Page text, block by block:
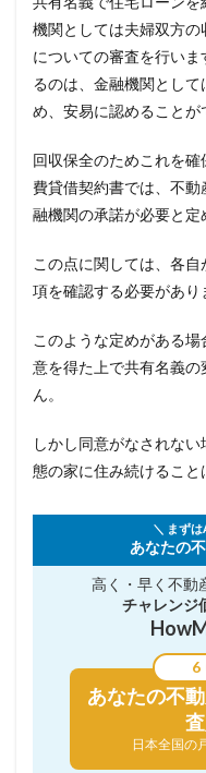
機関としては夫婦双方
についての審査を行い
るのは、金融機関とし
め、安易に認めることが
回収保全のためこれを
費貸借契約書では、不
融機関の承諾が必要と定
この点に関しては、各
項を確認する必要があり
このような定めがある
意を得た上で共有名義
ん。
しかし同意がなされな
態の家に住み続けること
＼ まず
あなたの
高く・早く不動
チャレンジ
あなたの不
日本全国